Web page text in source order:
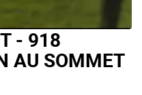
- 918
AU SOMMET